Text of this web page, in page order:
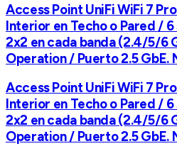
Access Point UniFi WiFi 7
Interior en Techo o Pared /
2x2 en cada banda (2.4/5/6
Operation / Puerto 2.5 GbE.
Access Point UniFi WiFi 7
Interior en Techo o Pared /
2x2 en cada banda (2.4/5/6
Operation / Puerto 2.5 GbE.